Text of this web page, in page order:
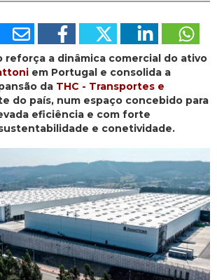
reforça a dinâmica comercial do ativo
em Portugal e consolida a
da THC - Transportes e
do país, num espaço concebido para
eficiência e com forte
e conetividade.